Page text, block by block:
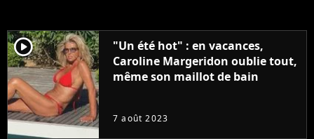
player2
"Un été hot" : en vacances,
Caroline Margeridon oublie tout,
même son maillot de bain
7 août 2023